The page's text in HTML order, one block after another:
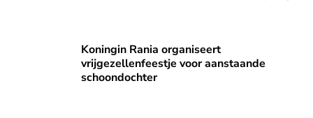
Koningin Rania organiseert
vrijgezellenfeestje voor aanstaande
schoondochter
Koningin Rania organiseert vrijgezellenfeestje voor